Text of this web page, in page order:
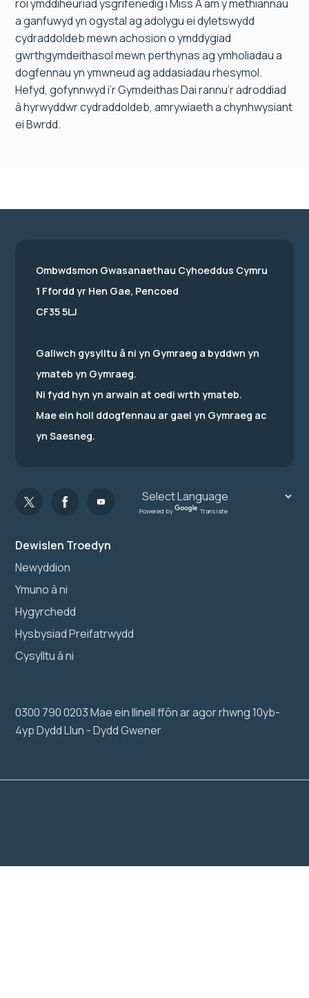
roi ymddiheuriad ysgrifenedig i Miss A am y methiannau
a ganfuwyd yn ogystal ag adolygu ei dyletswydd
cydraddoldeb mewn achosion o ymddygiad
gwrthgymdeithasol mewn perthynas ag ymholiadau a
dogfennau yn ymwneud ag addasiadau rhesymol.
Hefyd, gofynnwyd i’r Gymdeithas Dai rannu’r adroddiad
â hyrwyddwr cydraddoldeb, amrywiaeth a chynhwysiant
ei Bwrdd.
Dewislen Troedyn
Newyddion
Ymuno â ni
Hygyrchedd
Hysbysiad Preifatrwydd
Cysylltu â ni
0300 790 0203 Mae ein llinell ffôn ar agor rhwng 10yb-
4yp Dydd Llun - Dydd Gwener
Ombwdsmon Gwasanaethau Cyhoeddus Cymru
1 Ffordd yr Hen Gae, Pencoed
CF35 5LJ
Gallwch gysylltu â ni yn Gymraeg a byddwn yn
ymateb yn Gymraeg.
Ni fydd hyn yn arwain at oedi wrth ymateb.
Mae ein holl ddogfennau ar gael yn Gymraeg ac
yn Saesneg.
Powered by Translate